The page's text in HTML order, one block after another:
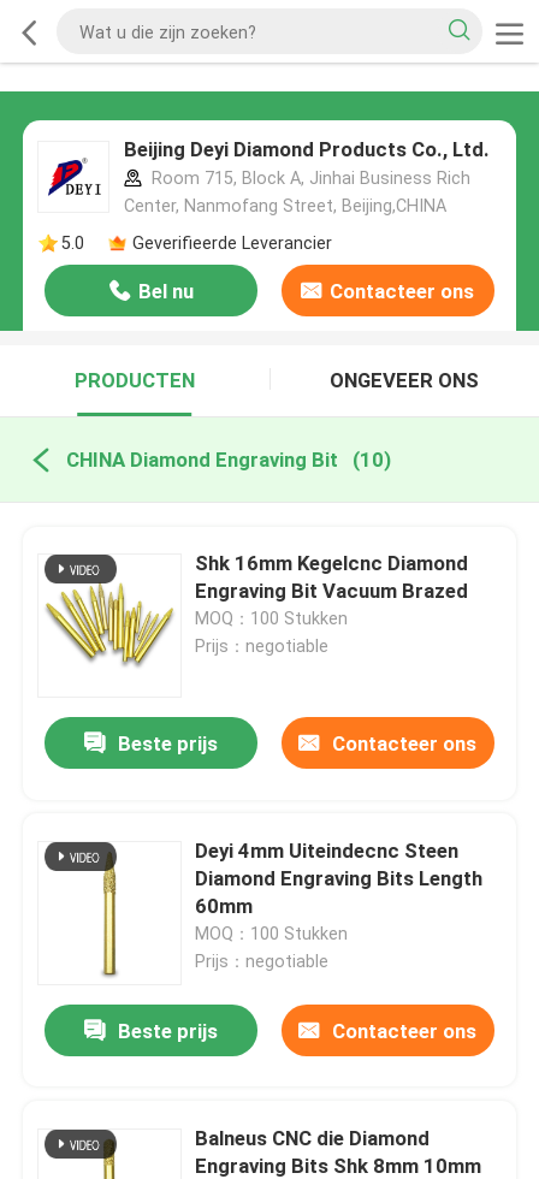
Beijing Deyi Diamond Products Co., Ltd.
Room 715, Block A, Jinhai Business Rich
Center, Nanmofang Street, Beijing,CHINA
5.0
Geverifieerde Leverancier
Bel nu Contacteer ons
PRODUCTEN ONGEVEER ONS
CHINA Diamond Engraving Bit (10)
Shk 16mm Kegelcnc Diamond
Engraving Bit Vacuum Brazed
MOQ：100 Stukken
Prijs：negotiable
Beste prijs Contacteer ons
Deyi 4mm Uiteindecnc Steen
Diamond Engraving Bits Length
60mm
MOQ：100 Stukken
Prijs：negotiable
Beste prijs Contacteer ons
Balneus CNC die Diamond
Engraving Bits Shk 8mm 10mm